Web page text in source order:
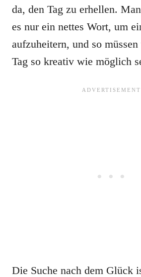
da, den Tag zu erhellen.
es nur ein nettes Wort, um
aufzuheitern, und so
Tag so kreativ wie möglich
Die Suche nach dem Glück